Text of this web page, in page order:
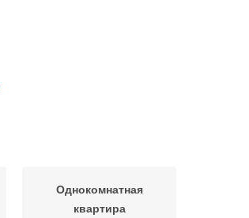
Однокомнатная
квартира